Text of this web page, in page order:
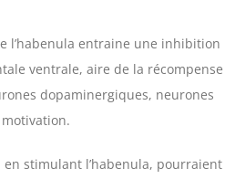
l’habenula entraine une inhibition
ventrale, aire de la récompense
dopaminergiques, neurones
stimulant l’habenula, pourraient